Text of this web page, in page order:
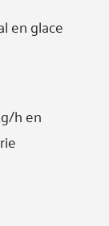
en glace
h en